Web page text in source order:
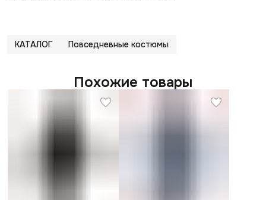
КАТАЛОГ Повседневные костюмы
Похожие товары